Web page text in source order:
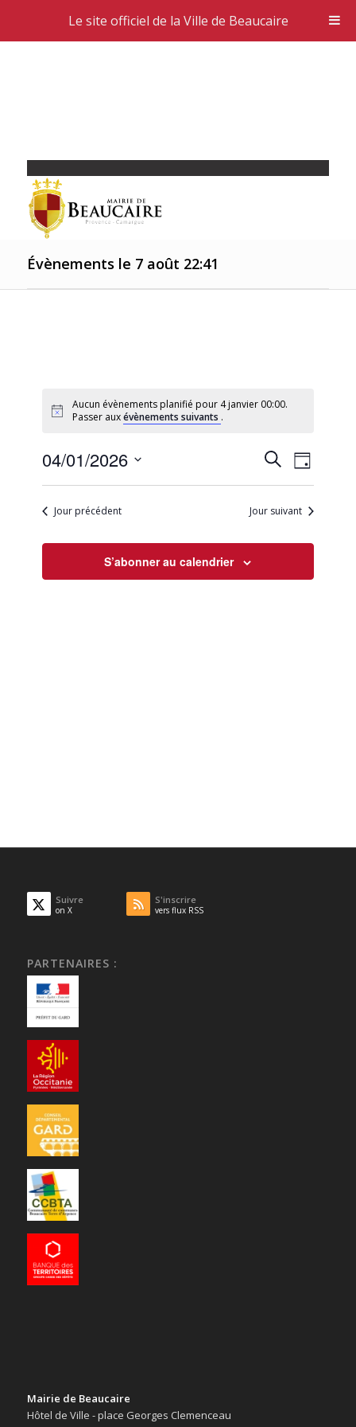
Évènements le 7 août 22:41
Aucun évènements planifié pour 4 janvier 00:00.
Passer auxévènements suivants .
et
Recherche
de
vues
Jour
04/01/2026
date.Jour précédent Jour suivant
S’abonner au calendrier
Suivre
on X
S'inscrire
vers flux RSS
PARTENAIRES :
Mairie de Beaucaire
Hôtel de Ville - place Georges Clemenceau
Le site officiel de la Ville de Beaucaire